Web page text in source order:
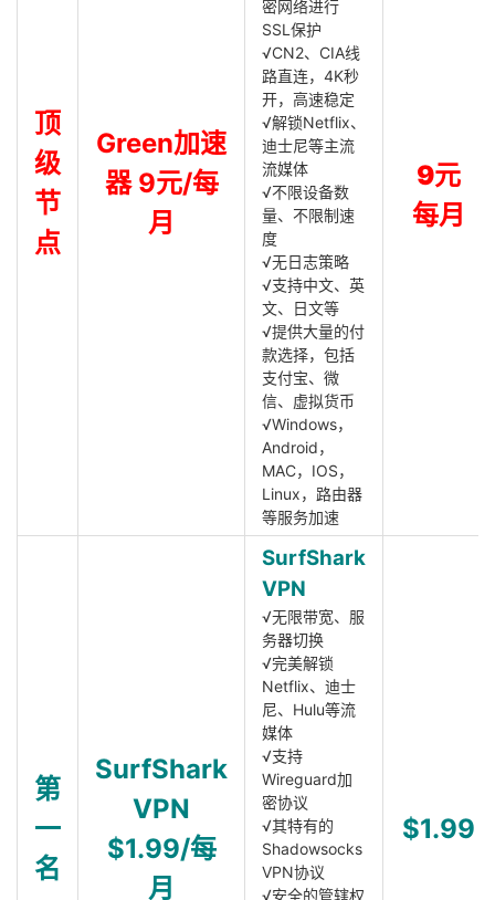
顶
级
节
点
Green加速
器 9元/每
月
密网络进行
SSL保护
√CN2、CIA线
路直连，4K秒
开，高速稳定
√解锁Netflix、
迪士尼等主流
流媒体
√不限设备数
量、不限制速
度
√无日志策略
√支持中文、英
文、日文等
√提供大量的付
款选择，包括
支付宝、微
信、虚拟货币
√Windows，
Android，
MAC，IOS，
Linux，路由器
等服务加速
9元
每月
第
一
名
SurfShark
VPN
$1.99/每
月
SurfShark
VPN
√无限带宽、服
务器切换
√完美解锁
Netflix、迪士
尼、Hulu等流
媒体
√支持
Wireguard加
密协议
√其特有的
Shadowsocks
VPN协议
√安全的管辖权
$1.99